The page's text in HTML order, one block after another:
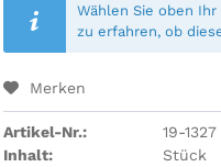
Wählen Sie oben
zu erfahren, ob
Merken
Artikel-Nr.:
19-1327
Inhalt:
Stück